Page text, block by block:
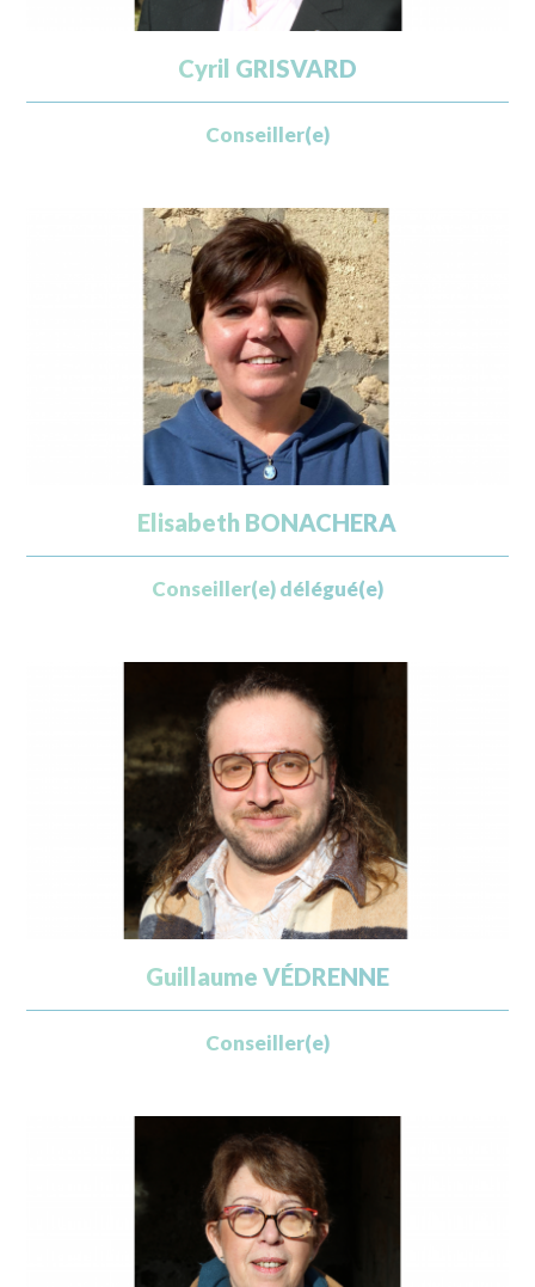
Cyril GRISVARD
Conseiller(e)
Elisabeth BONACHERA
Conseiller(e) délégué(e)
Guillaume VÉDRENNE
Conseiller(e)